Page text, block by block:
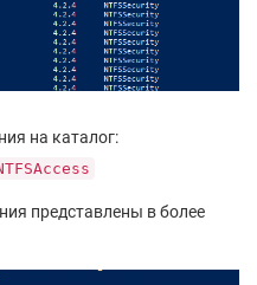
на каталог:
представлены в более